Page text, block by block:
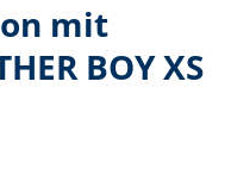
mit
BOY XS